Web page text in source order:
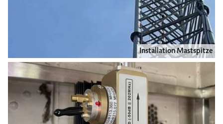
Installation Mastspitze